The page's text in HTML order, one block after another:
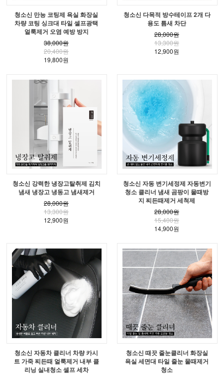
청소신 만능 코팅제 욕실 화장실
차량 코팅 싱크대 타일 셀프광택
얼룩제거 오염 예방 방지
38,000원
20,400원
19,800원
청소신 다목적 방수테이프 2개 다
용도 틈새 차단
28,000원
13,300원
12,900원
청소신 강력한 냉장고탈취제 김치
냄새 냉장고 냉동고 냄새제거
28,000원
13,300원
12,900원
청소신 자동 변기세정제 자동변기
청소 클리너 냄새 곰팡이 물때방
지 찌든때제거 세척제
28,000원
15,400원
14,900원
청소신 자동차 클리너 차량 카시
트 가죽 찌든때 얼룩제거 내부 클
리닝 실내청소 셀프 세차
청소신 때끗 줄눈클리너 화장실
욕실 세면대 타일 줄눈 물때제거
청소